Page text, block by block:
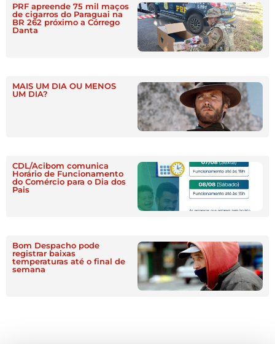
PRF apreende 75 mil maços
de cigarros do Paraguai na
BR 262 próximo a Córrego
Danta
MAIS UM DIA OU MENOS
UM DIA?
CDL/Acibom comunica
Horário de Funcionamento
do Comércio para o Dia dos
Pais
Bom Despacho pode
registrar baixas
temperaturas até o final de
semana